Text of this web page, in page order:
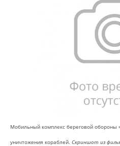
Мобильный комплекс береговой обороны
уничтожения кораблей. Скриншот из